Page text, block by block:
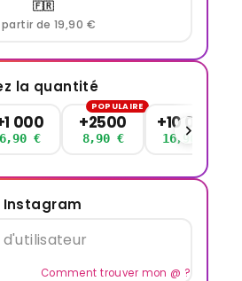
🇫🇷
partir de 19,90 €
la quantité
000
6,90 €
+2500
POPULAIRE
8,90 €
+10 000
16,90 €
Comment trouver mon @ ?